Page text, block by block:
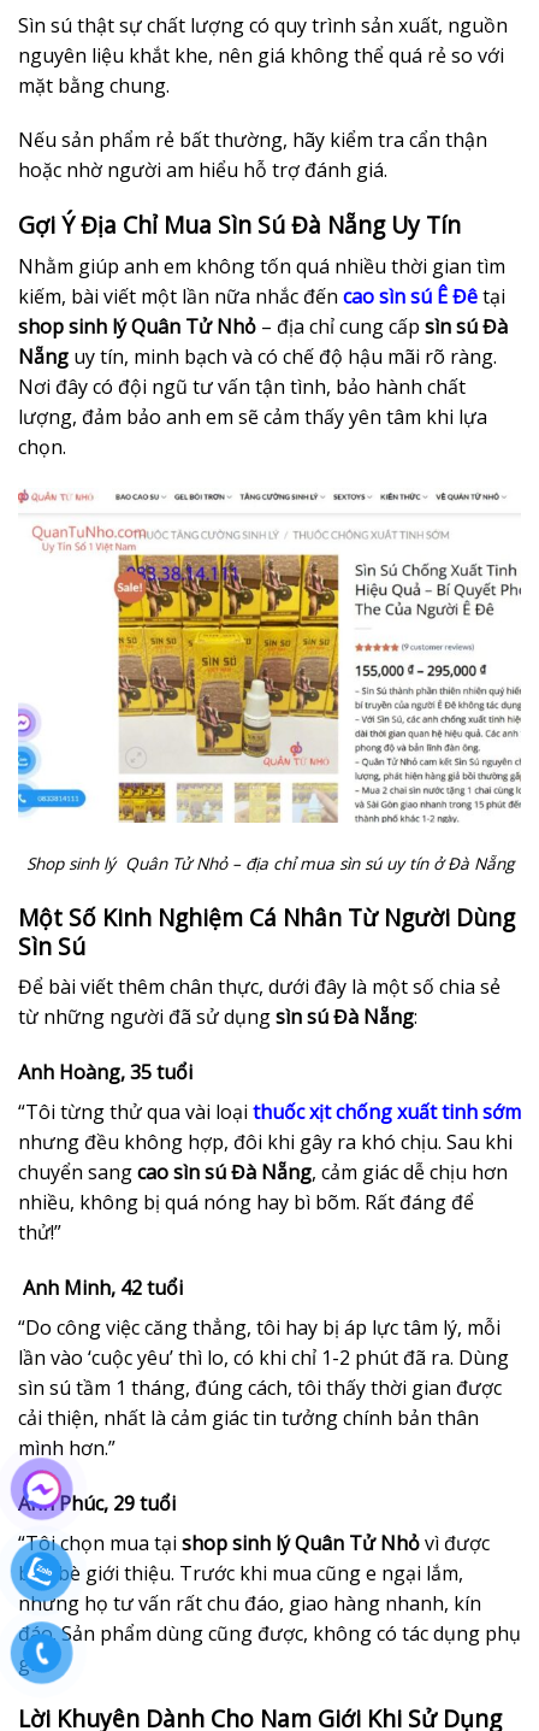
Sìn sú thật sự chất lượng có quy trình sản xuất, nguồn
nguyên liệu khắt khe, nên giá không thể quá rẻ so với
mặt bằng chung.
Nếu sản phẩm rẻ bất thường, hãy kiểm tra cẩn thận
hoặc nhờ người am hiểu hỗ trợ đánh giá.
Gợi Ý Địa Chỉ Mua Sìn Sú Đà Nẵng Uy Tín
Nhằm giúp anh em không tốn quá nhiều thời gian tìm
kiếm, bài viết một lần nữa nhắc đến cao sìn sú Ê Đêtại
shop sinh lý Quân Tử Nhỏ – địa chỉ cung cấp sìn sú Đà
Nẵng uy tín, minh bạch và có chế độ hậu mãi rõ ràng.
Nơi đây có đội ngũ tư vấn tận tình, bảo hành chất
lượng, đảm bảo anh em sẽ cảm thấy yên tâm khi lựa
chọn.
Shop sinh lý Quân Tử Nhỏ – địa chỉ mua sìn sú uy tín ở Đà Nẵng
Một Số Kinh Nghiệm Cá Nhân Từ Người Dùng
Sìn Sú
Để bài viết thêm chân thực, dưới đây là một số chia sẻ
từ những người đã sử dụngsìn sú Đà Nẵng:
Anh Hoàng, 35 tuổi
“Tôi từng thử qua vài loại thuốc xịt chống xuất tinh sớm
nhưng đều không hợp, đôi khi gây ra khó chịu. Sau khi
chuyển sangcao sìn sú Đà Nẵng, cảm giác dễ chịu hơn
nhiều, không bị quá nóng hay bì bõm. Rất đáng để
thử!”
Anh Minh, 42 tuổi
“Do công việc căng thẳng, tôi hay bị áp lực tâm lý, mỗi
lần vào ‘cuộc yêu’ thì lo, có khi chỉ 1-2 phút đã ra. Dùng
sìn sú tầm 1 tháng, đúng cách, tôi thấy thời gian được
cải thiện, nhất là cảm giác tin tưởng chính bản thân
mình hơn.”
Anh Phúc, 29 tuổi
“Tôi chọn mua tại shop sinh lý Quân Tử Nhỏvì được
bạn bè giới thiệu. Trước khi mua cũng e ngại lắm,
nhưng họ tư vấn rất chu đáo, giao hàng nhanh, kín
đáo. Sản phẩm dùng cũng được, không có tác dụng phụ
gì.”
Lời Khuyên Dành Cho Nam Giới Khi Sử Dụng